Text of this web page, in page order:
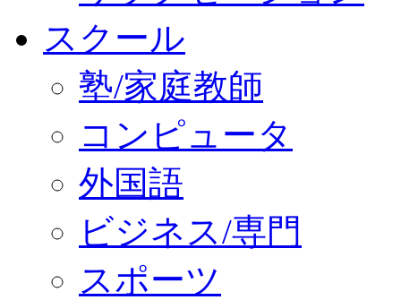
スクール
塾/家庭教師
コンピュータ
外国語
ビジネス/専門
スポーツ